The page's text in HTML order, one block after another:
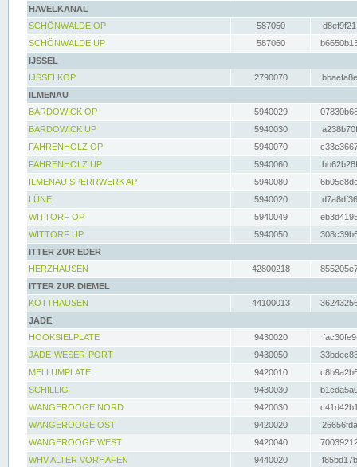
HAVELKANAL
SCHÖNWALDE OP
587050
SCHÖNWALDE UP
587060
IJSSEL
IJSSELKOP
2790070
ILMENAU
BARDOWICK OP
5940029
BARDOWICK UP
5940030
FAHRENHOLZ OP
5940070
FAHRENHOLZ UP
5940060
ILMENAU SPERRWERK AP
5940080
LÜNE
5940020
WITTORF OP
5940049
WITTORF UP
5940050
ITTER ZUR EDER
HERZHAUSEN
42800218
ITTER ZUR DIEMEL
KOTTHAUSEN
44100013
JADE
HOOKSIELPLATE
9430020
JADE-WESER-PORT
9430050
MELLUMPLATE
9420010
SCHILLIG
9430030
WANGEROOGE NORD
9420030
WANGEROOGE OST
9420020
WANGEROOGE WEST
9420040
WHV ALTER VORHAFEN
9440020